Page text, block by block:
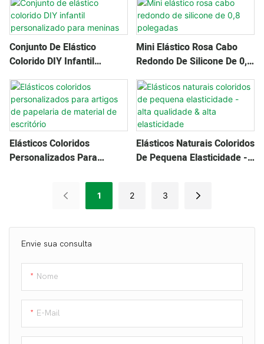
Envie sua consulta
Nome
E-Mail
Conjunto De Elástico
Colorido DIY Infantil
Personalizado Para
Meninas
Mini Elástico Rosa Cabo
Redondo De Silicone De 0,8
Polegadas
Elásticos Coloridos
Personalizados Para
Material De Escritório
Elásticos Naturais Coloridos
De Pequena Elasticidade -
1 2 3